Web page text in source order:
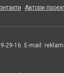
Автори
29-16. E-mail: